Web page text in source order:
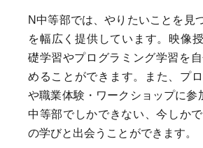
N中等部では、やりたいことを見
を幅広く提供しています。映像
礎学習やプログラミング学習を
めることができます。また、プ
や職業体験・ワークショップに参
中等部でしかできない、今しか
の学びと出会うことができます。